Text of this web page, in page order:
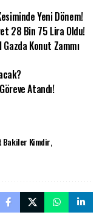
Yeni Dönem!
28 Bin 75 Lira Oldu!
Konut Zammı
Atandı!
Bakiler Kimdir